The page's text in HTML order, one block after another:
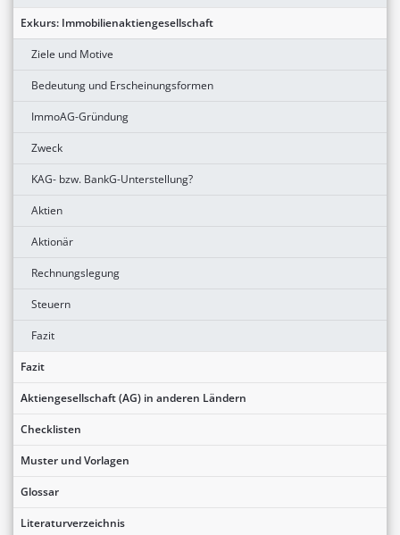
Exkurs: Immobilienaktiengesellschaft
Ziele und Motive
Bedeutung und Erscheinungsformen
ImmoAG-Gründung
Zweck
KAG- bzw. BankG-Unterstellung?
Aktien
Aktionär
Rechnungslegung
Steuern
Fazit
Fazit
Aktiengesellschaft (AG) in anderen Ländern
Checklisten
Muster und Vorlagen
Glossar
Literaturverzeichnis